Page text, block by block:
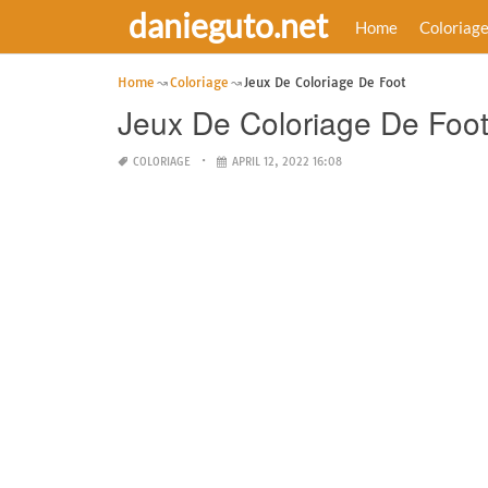
danieguto.net Home Coloriage
Home Coloriage Jeux De Coloriage De Foot
Jeux De Coloriage De Foot
COLORIAGE APRIL 12, 2022 16:08